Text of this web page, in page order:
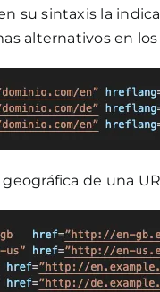
su sintaxis la
alternativos en
de una